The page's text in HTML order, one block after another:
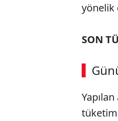
yönelik
SON
tüketim